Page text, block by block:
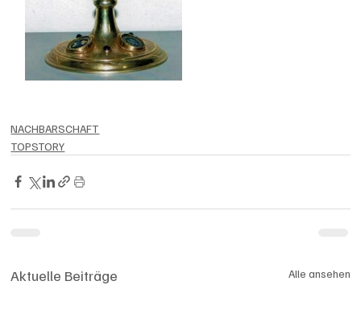
NACHBARSCHAFT
TOPSTORY
Aktuelle Beiträge Alle ansehen